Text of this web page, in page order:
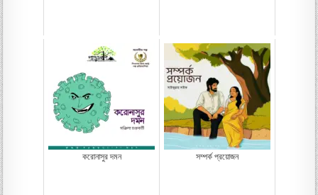
করোনাসুর দমন সম্পর্ক প্রয়োজন